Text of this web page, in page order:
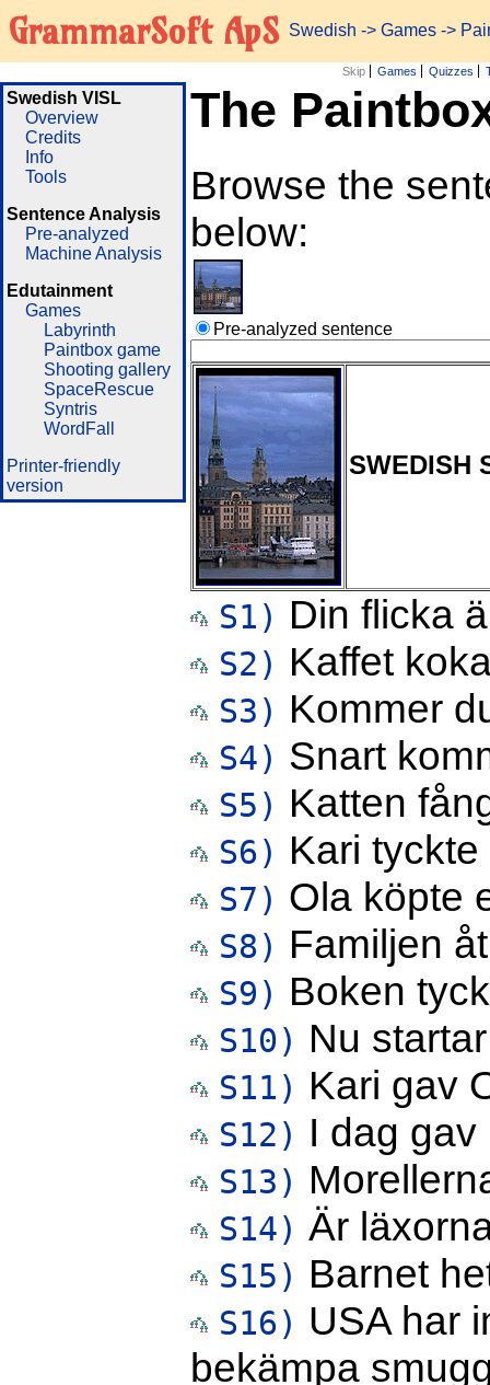
GrammarSoft ApS Swedish -> Games ->
Skip Games Quizzes
Swedish VISL
Overview
Credits
Info
Tools
Sentence Analysis
Pre-analyzed
Machine Analysis
Edutainment
Games
Labyrinth
Paintbox game
Shooting gallery
SpaceRescue
Syntris
WordFall
Printer-friendly
version
The
Browse the
below:
Pre-analyzed sentence
SWEDISH
S1) Din flicka
S2) Kaffet
S3) Kommer
S4) Snart
S5) Katten
S6) Kari
S7) Ola köpte
S8) Familjen
S9) Boken
S10) Nu
S11) Kari gav
S12) I dag
S13)
S14) Är
S15) Barnet
S16) USA har
bekämpa